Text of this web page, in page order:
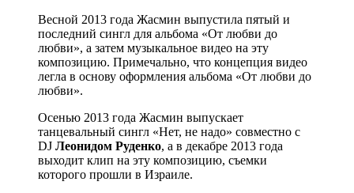
Весной 2013 года Жасмин выпустила пятый и
последний сингл для альбома «От любви до
любви», а затем музыкальное видео на эту
композицию. Примечально, что концепция видео
легла в основу оформления альбома «От любви до
любви».
Осенью 2013 года Жасмин выпускает
танцевальный сингл «Нет, не надо» совместно с
DJ Леонидом Руденко, а в декабре 2013 года
выходит клип на эту композицию, съемки
которого прошли в Израиле.